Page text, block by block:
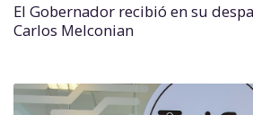
El Gobernador recibió en su
Carlos Melconian